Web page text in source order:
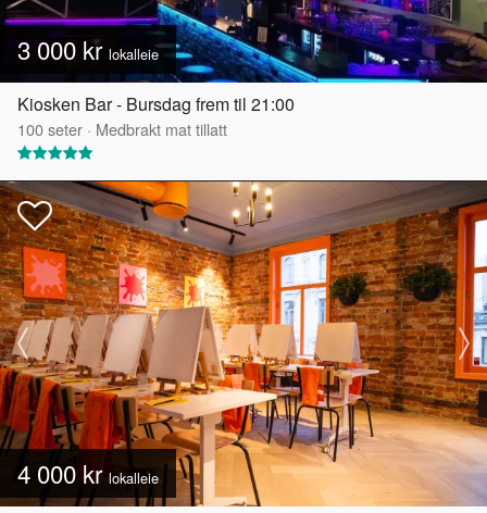
3 000 kr lokalleie
Kiosken Bar - Bursdag frem til 21:00
100seter · Medbrakt mat tillatt
4 000 kr lokalleie